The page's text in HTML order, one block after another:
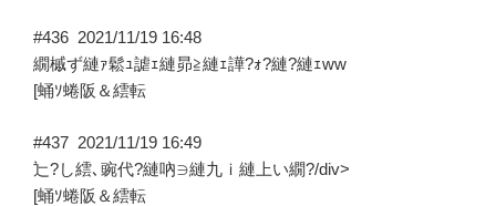
#436 2021/11/19 16:48
繝槭ず縺ｧ鬆ｭ謔ｪ縺昴≧縺ｪ譁?ｫ?縺?縺ｪww
[蛹ｿ蜷阪＆繧転
#437 2021/11/19 16:49
辷?し繧､豌代?縺吶∋縺九ｉ縺上い繝?/div>
[蛹ｿ蜷阪＆繧転